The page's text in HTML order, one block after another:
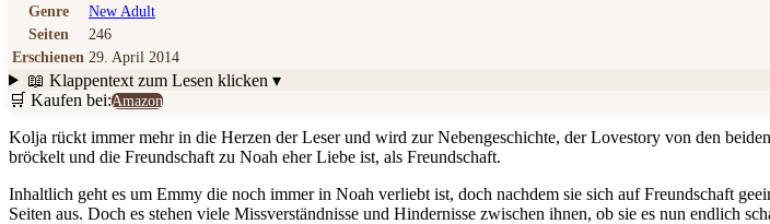
Genre
New Adult
Seiten
246
Erschienen 29. April 2014
📖 Klappentext zum Lesen klicken ▾
🛒 Kaufen bei:Amazon
Kolja rückt immer mehr in die Herzen der Leser und wird zur Nebengeschichte, der Lovestory von den
bröckelt und die Freundschaft zu Noah eher Liebe ist, als Freundschaft.
Inhaltlich geht es um Emmy die noch immer in Noah verliebt ist, doch nachdem sie sich auf Freundschaft
Seiten aus. Doch es stehen viele Missverständnisse und Hindernisse zwischen ihnen, ob sie es nun endlich